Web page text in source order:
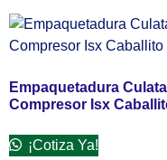
Empaquetadura Culata
Compresor Isx
¡Cotiza Ya!